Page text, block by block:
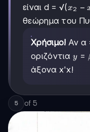
είναι d = √(x₂-
x₁)²
+
(y₂-
y₁)²
(x2 −
θεώρημα του
Χρήσιμο! Αν α
οριζόντιαy
=
y =
άξονα x'x!
5 of 5